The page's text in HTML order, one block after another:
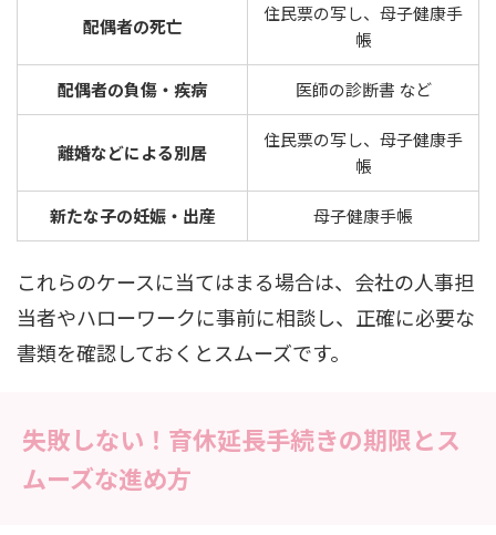
配偶者の死亡
住民票の写し、母子健康手
帳
配偶者の負傷・疾病 医師の診断書 など
離婚などによる別居
住民票の写し、母子健康手
帳
新たな子の妊娠・出産 母子健康手帳
これらのケースに当てはまる場合は、会社の人事担
当者やハローワークに事前に相談し、正確に必要な
書類を確認しておくとスムーズです。
失敗しない！育休延長手続きの期限とス
ムーズな進め方